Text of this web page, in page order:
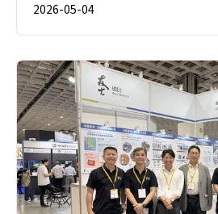
2026-05-04